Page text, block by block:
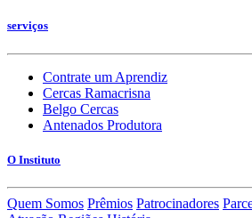
serviços
Contrate um Aprendiz
Cercas Ramacrisna
Belgo Cercas
Antenados Produtora
O Instituto
Quem Somos Prêmios Patrocinadores